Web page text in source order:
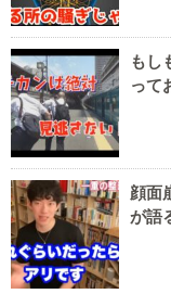
もし
って
顔面
が語